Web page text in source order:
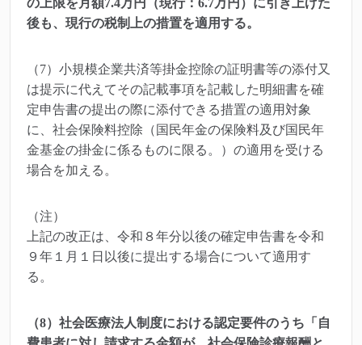
の上限を月額7.4万円（現行：6.7万円）に引き上げた
後も、現行の税制上の措置を適用する。
（7）小規模企業共済等掛金控除の証明書等の添付又
は提示に代えてその記載事項を記載した明細書を確
定申告書の提出の際に添付できる措置の適用対象
に、社会保険料控除（国民年金の保険料及び国民年
金基金の掛金に係るものに限る。）の適用を受ける
場合を加える。
（注）
上記の改正は、令和８年分以後の確定申告書を令和
９年１月１日以後に提出する場合について適用す
る。
（8）社会医療法人制度における認定要件のうち「自